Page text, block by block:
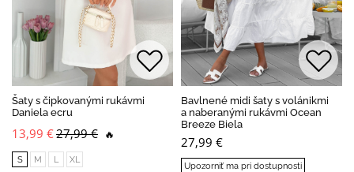
Šaty s čipkovanými rukávmi
Daniela ecru
13,99 €27,99 € 🔥
S M L XL
Bavlnené midi šaty s volánikmi
a naberanými rukávmi Ocean
Breeze Biela
27,99 €
Upozorniť ma pri dostupnosti